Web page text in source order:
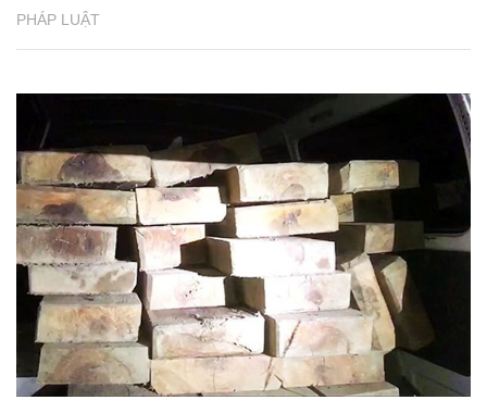
PHÁP LUẬT